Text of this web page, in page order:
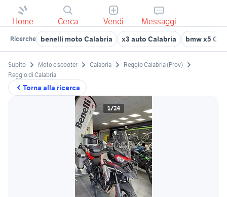
Home Cerca Vendi Messaggi
Ricerche benelli moto Calabria x3 auto Calabria bmw x5
Torna alla ricerca
Subito Moto e scooter Calabria
Reggio Calabria (Prov)
Reggio di Calabria
1/24